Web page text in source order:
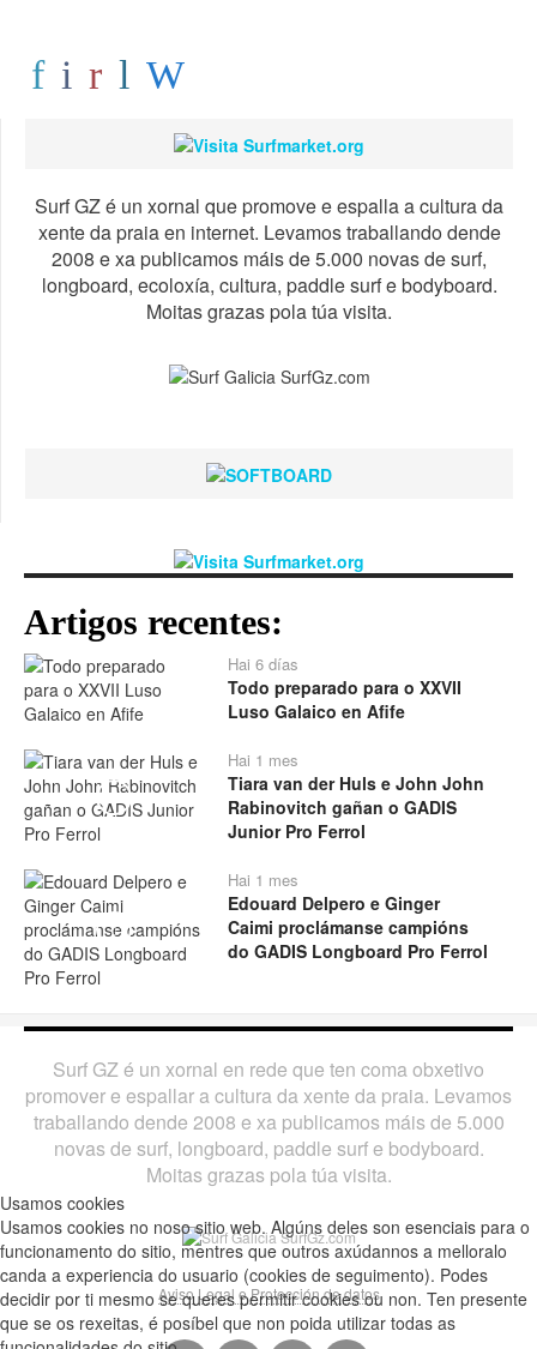
Surf GZ é un xornal que promove e espalla a cultura da
xente da praia en internet. Levamos traballando dende
2008 e xa publicamos máis de 5.000 novas de surf,
longboard, ecoloxía, cultura, paddle surf e bodyboard.
Moitas grazas pola túa visita.
Artigos recentes:
Hai 6 días
Todo preparado para o XXVII
Luso Galaico en Afife
Hai 1 mes
Tiara van der Huls e John John
Rabinovitch gañan o GADIS
Junior Pro Ferrol
Play
Hai 1 mes
Edouard Delpero e Ginger
Caimi proclámanse campións
do GADIS Longboard Pro Ferrol
Surf GZ é un xornal en rede que ten coma obxetivo
promover e espallar a cultura da xente da praia. Levamos
traballando dende 2008 e xa publicamos máis de 5.000
novas de surf, longboard, paddle surf e bodyboard.
Moitas grazas pola túa visita.
Aviso Legal e Protección de datos
Usamos cookies
Usamos cookies no noso sitio web. Algúns deles son esenciais para o
funcionamento do sitio, mentres que outros axúdannos a melloralo
canda a experiencia do usuario (cookies de seguimento). Podes
decidir por ti mesmo se queres permitir cookies ou non. Ten presente
que se os rexeitas, é posíbel que non poida utilizar todas as